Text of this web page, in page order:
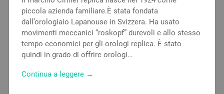
piccola azienda familiare.È stata fondata
dall’orologiaio Lapanouse in Svizzera. Ha usato
movimenti meccanici “roskopf” durevoli e allo stesso
tempo economici per gli orologi replica. È stato
quindi in grado di offrire orologi…
Continua a leggere →